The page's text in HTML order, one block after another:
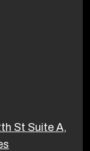
St Suite A,